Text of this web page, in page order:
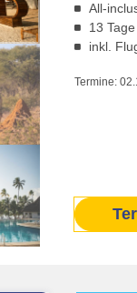
All-
13
inkl.
Termine: